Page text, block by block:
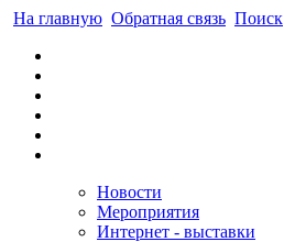
На главную Обратная связь Поиск
Новости
Мероприятия
Интернет - выставки